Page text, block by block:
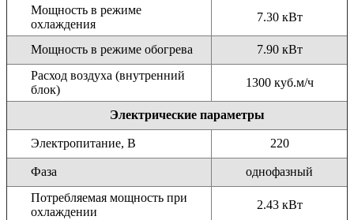
Мощность в режиме
охлаждения
7.30 кВт
Мощность в режиме обогрева
7.90 кВт
Расход воздуха (внутренний
блок)
1300 куб.м/ч
Электрические параметры
Электропитание, В 220
Фаза
однофазный
Потребляемая мощность при
охлаждении
2.43 кВт